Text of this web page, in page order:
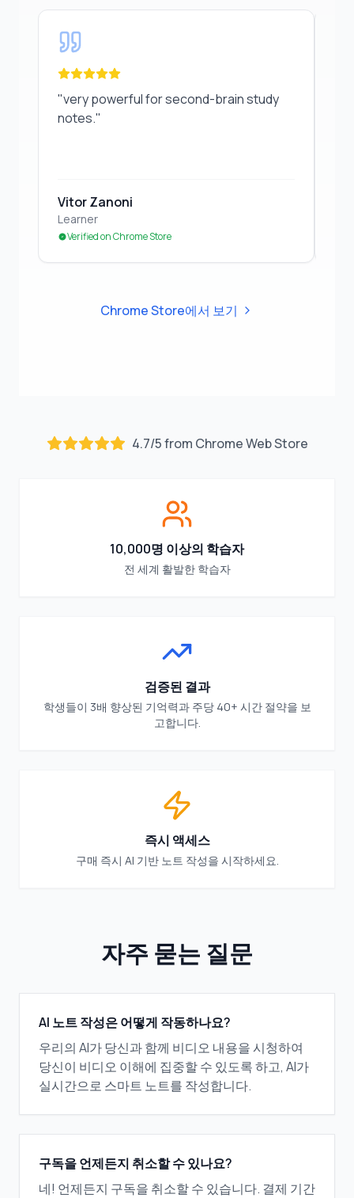
"very powerful for second-brain study notes.
"very powerful for second-brain study
notes."
Vitor Zanoni
Learner
Verified on Chrome Store
Chrome Store에서 보기
4.7/5from Chrome Web Store
10,000명 이상의 학습자
전 세계 활발한 학습자
검증된 결과
학생들이 3배 향상된 기억력과 주당 40+ 시간 절약을 보
고합니다.
즉시 액세스
구매 즉시 AI 기반 노트 작성을 시작하세요.
자주 묻는 질문
AI 노트 작성은 어떻게 작동하나요?
우리의 AI가 당신과 함께 비디오 내용을 시청하여
당신이 비디오 이해에 집중할 수 있도록 하고, AI가
실시간으로 스마트 노트를 작성합니다.
구독을 언제든지 취소할 수 있나요?
네! 언제든지 구독을 취소할 수 있습니다. 결제 기간